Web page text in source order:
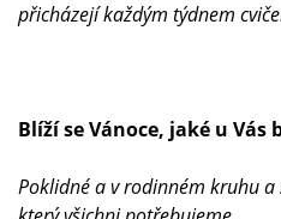
přicházejí každým týdnem
Blíží se Vánoce, jaké u Vás
Poklidné a v rodinném kruhu